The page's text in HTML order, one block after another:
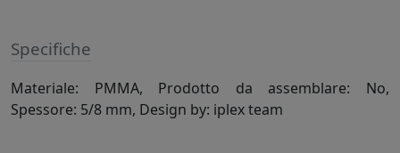
Specifiche
Materiale: PMMA, Prodotto da assemblare: No,
Spessore: 5/8 mm, Design by: iplex team